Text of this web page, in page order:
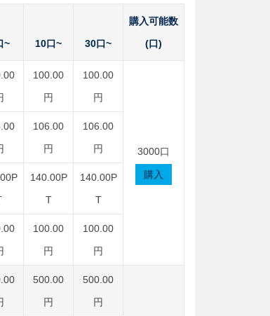
~ 10口~ 30口~
購入可能数
(口)
100.00
円
100.00
円
3000口
購入
106.00
円
106.00
円
140.00P
T
140.00P
T
100.00
円
100.00
円
500.00
円
500.00
円